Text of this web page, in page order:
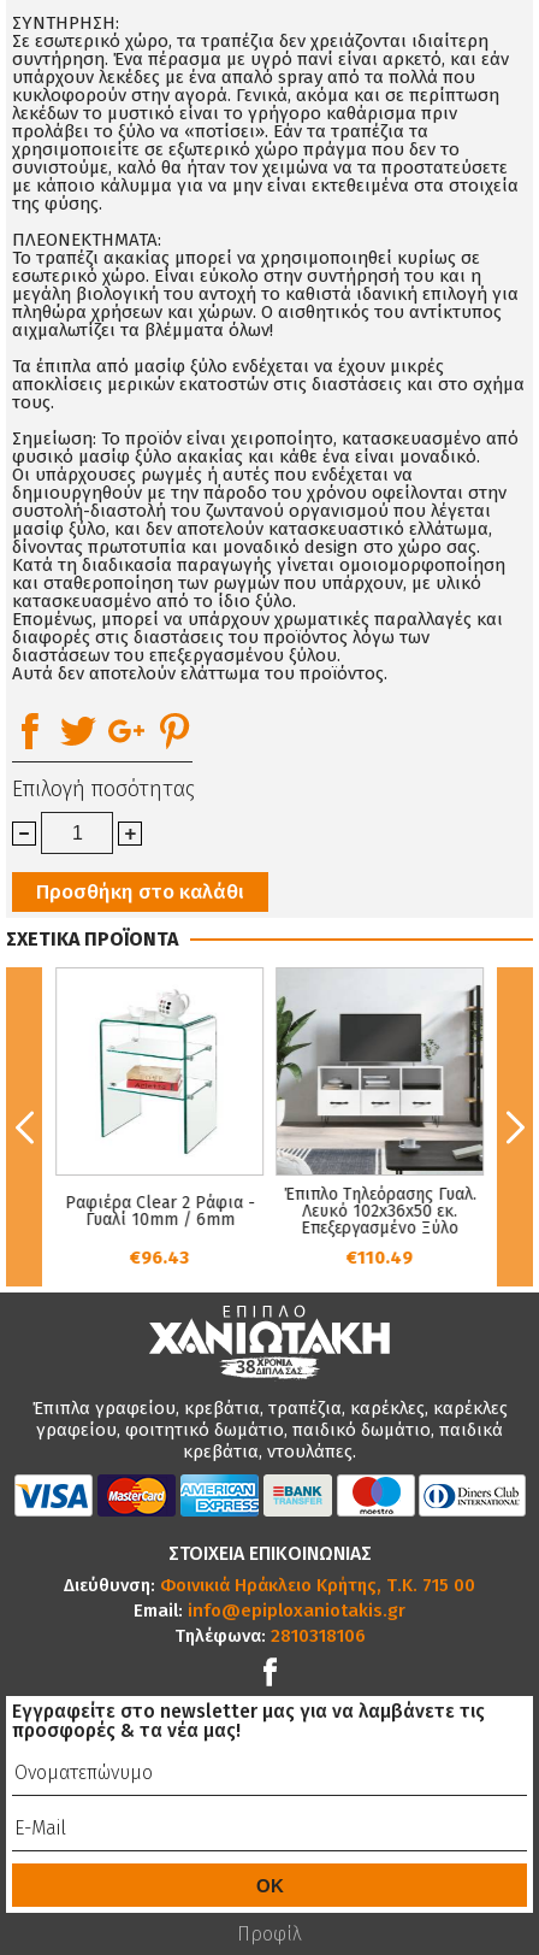
ΣΥΝΤΗΡΗΣΗ:
Σε εσωτερικό χώρο, τα τραπέζια δεν χρειάζονται ιδιαίτερη
συντήρηση. Ένα πέρασμα με υγρό πανί είναι αρκετό, και εάν
υπάρχουν λεκέδες με ένα απαλό spray από τα πολλά που
κυκλοφορούν στην αγορά. Γενικά, ακόμα και σε περίπτωση
λεκέδων το μυστικό είναι το γρήγορο καθάρισμα πριν
προλάβει το ξύλο να «ποτίσει». Εάν τα τραπέζια τα
χρησιμοποιείτε σε εξωτερικό χώρο πράγμα που δεν το
συνιστούμε, καλό θα ήταν τον χειμώνα να τα προστατεύσετε
με κάποιο κάλυμμα για να μην είναι εκτεθειμένα στα στοιχεία
της φύσης.
ΠΛΕΟΝΕΚΤΗΜΑΤΑ:
Το τραπέζι ακακίας μπορεί να χρησιμοποιηθεί κυρίως σε
εσωτερικό χώρο. Είναι εύκολο στην συντήρησή του και η
μεγάλη βιολογική του αντοχή το καθιστά ιδανική επιλογή για
πληθώρα χρήσεων και χώρων. Ο αισθητικός του αντίκτυπος
αιχμαλωτίζει τα βλέμματα όλων!
Τα έπιπλα από μασίφ ξύλο ενδέχεται να έχουν μικρές
αποκλίσεις μερικών εκατοστών στις διαστάσεις και στο σχήμα
τους.
Σημείωση: Το προϊόν είναι χειροποίητο, κατασκευασμένο από
φυσικό μασίφ ξύλο ακακίας και κάθε ένα είναι μοναδικό.
Οι υπάρχουσες ρωγμές ή αυτές που ενδέχεται να
δημιουργηθούν με την πάροδο του χρόνου οφείλονται στην
συστολή-διαστολή του ζωντανού οργανισμού που λέγεται
μασίφ ξύλο, και δεν αποτελούν κατασκευαστικό ελλάτωμα,
δίνοντας πρωτοτυπία και μοναδικό design στο χώρο σας.
Κατά τη διαδικασία παραγωγής γίνεται ομοιομορφοποίηση
και σταθεροποίηση των ρωγμών που υπάρχουν, με υλικό
κατασκευασμένο από το ίδιο ξύλο.
Επομένως, μπορεί να υπάρχουν χρωματικές παραλλαγές και
διαφορές στις διαστάσεις του προϊόντος λόγω των
διαστάσεων του επεξεργασμένου ξύλου.
Αυτά δεν αποτελούν ελάττωμα του προϊόντος.
Επιλογή ποσότητας
Προσθήκη στο καλάθι
ΣΧΕΤΙΚΑ ΠΡΟΪΟΝΤΑ
Ραφιέρα Clear 2 Ράφια -
Γυαλί 10mm / 6mm
€96.43
Έπιπλο Τηλεόρασης Γυαλ.
Λευκό 102x36x50 εκ.
Επεξεργασμένο Ξύλο
€110.49
Έπιπλα γραφείου, κρεβάτια, τραπέζια, καρέκλες, καρέκλες
γραφείου, φοιτητικό δωμάτιο, παιδικό δωμάτιο, παιδικά
κρεβάτια, ντουλάπες.
ΣΤΟΙΧΕΙΑ ΕΠΙΚΟΙΝΩΝΙΑΣ
Διεύθυνση: Φοινικιά Ηράκλειο Κρήτης, Τ.Κ. 715 00
Email: info@epiploxaniotakis.gr
Τηλέφωνα: 2810318106
Εγγραφείτε στο newsletter μας για να λαμβάνετε τις
προσφορές & τα νέα μας!
Προφίλ